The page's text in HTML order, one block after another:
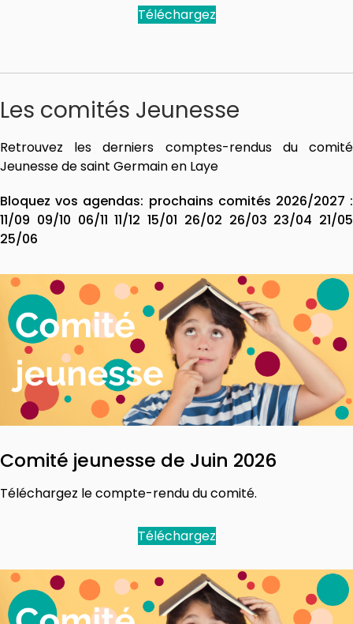
Téléchargez
Les comités Jeunesse
Retrouvez les derniers comptes-rendus du comité
Jeunesse de saint Germain en Laye
Bloquez vos agendas: prochains comités 2026/2027 :
11/09 09/10 06/11 11/12 15/01 26/02 26/03 23/04 21/05
25/06
Comité jeunesse de Juin 2026
Téléchargez le compte-rendu du comité.
Téléchargez